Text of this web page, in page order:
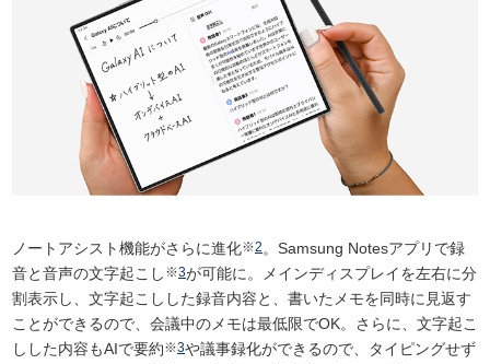
ノートアシスト機能がさらに進化※2 。Samsung Notesアプリで録
音と音声の文字起こし ※3が可能に。メインディスプレイを左右に分
割表示し、文字起こしした録音内容と、書いたメモを同時に見返す
ことができるので、会議中のメモは最低限でOK。さらに、文字起こ
しした内容もAIで要約※3や議事録化ができるので、タイピングせず